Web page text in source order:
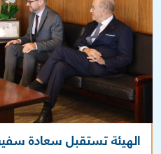
الهيئة تستقبل سعادة